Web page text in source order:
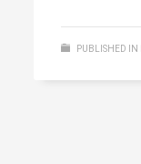
PUBLISHED IN